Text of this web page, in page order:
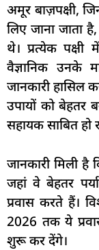
अमूर बाज़पक्षी,
लिए जाना जाता
थे। प्रत्येक
वैज्ञानिक उनके
जानकारी हासिल
उपायों को बेहतर
सहायक साबित हो
जानकारी मिली है
जहां वे बेहतर
प्रवास करते हैं।
2026 तक ये
शुरू कर देंगे।